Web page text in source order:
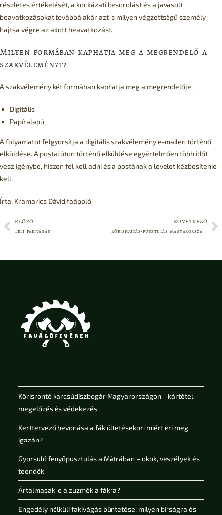
részletes értékelését, a kockázati besorolást és a javasolt
beavatkozásokat továbbá akár azt is milyen végzettségű személy
hajtsa végre az adott beavatkozást.
Milyen formában kaphatja meg a megrendelő a
szakvéleményt?
A szakvélemény két formában kaphatja meg a megrendelője.
Digitális
Papíralapú
A folyamatot felgyorsítja a digitális szakvélemény e-mailen történő
elküldése. A postai úton történő elküldése egyértelműen több időt
vesz igénybe, hiszen fel kell adni és a postának a levelet kézbesítenie
kell.
Írta: Kramarics Dávid faápoló
ELŐZŐ
Téli fakivágás
KÖVETKEZŐ
Kőrishajtás‑pusztulás Magyarországon
Kőrisrontó karcsúdíszbogár Magyarországon – kártétel,
megelőzés és védekezés
Kerttervező bevonása a fák ültetésekor: miért éri meg
igazán?
Gyorsuló fenyőpusztulás a Mátrában – okok, veszélyek és
teendők
Ártalmasak-e a zuzmók a fákra?
Engedély nélküli fakivágás büntetése: milyen bírságra és